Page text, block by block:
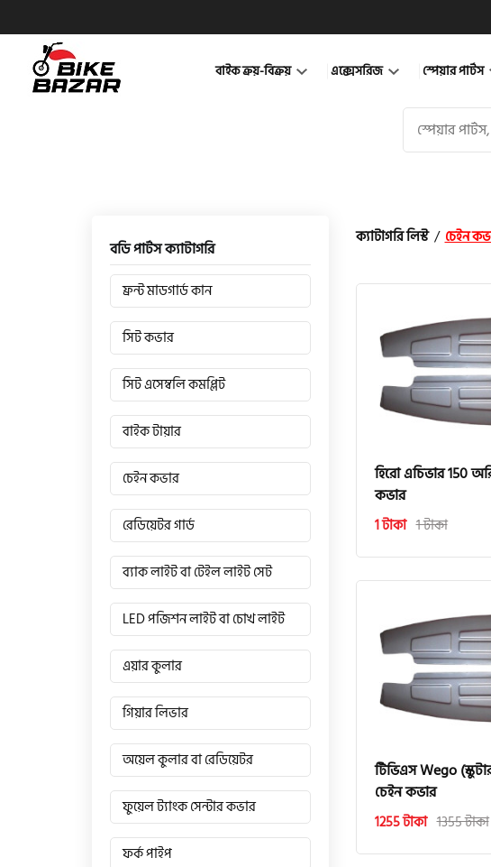
বাইক ক্রয়-বিক্রয় এক্সেসরিজ স্পেয়ার পার্টস
বডি পার্টস ক্যাটাগরি
ফ্রন্ট মাডগার্ড কান
সিট কভার
সিট এসেম্বলি কমপ্লিট
বাইক টায়ার
চেইন কভার
রেডিয়েটর গার্ড
ব্যাক লাইট বা টেইল লাইট সেট
LED পজিশন লাইট বা চোখ লাইট
এয়ার কুলার
গিয়ার লিভার
অয়েল কুলার বা রেডিয়েটর
ফুয়েল ট্যাংক সেন্টার কভার
ফর্ক পাইপ
ক্যাটাগরি লিস্ট/চেইন
হিরো এচিভার 150
কভার
1 টাকা 1 টাকা
টিভিএস Wego
চেইন কভার
1255 টাকা 1355 টাকা